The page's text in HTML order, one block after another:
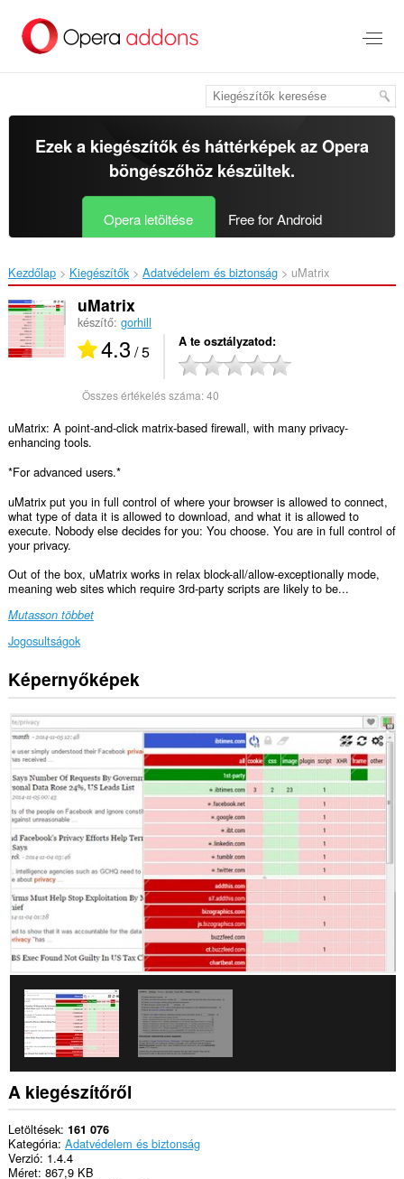
Ezek a kiegészítők és háttérképek azOpera
böngészőhözkészültek.
Opera letöltése Free for Android
Kezdőlap Kiegészítők Adatvédelem és biztonság uMatrix‎
uMatrix
készítő: gorhill
4.3 / 5 A te osztályzatod
Összes értékelés száma:40
uMatrix: A point-and-click matrix-based firewall, with many privacy-
enhancing tools.
*For advanced users.*
uMatrix put you in full control of where your browser is allowed to connect,
what type of data it is allowed to download, and what it is allowed to
execute. Nobody else decides for you: You choose. You are in full control of
your privacy.
Out of the box, uMatrix works in relax block-all/allow-exceptionally mode,
meaning web sites which require 3rd-party scripts are likely to be...
Mutasson többet
Jogosultságok
Ez
a
hozzáfér
az
adatához
az
összes
webhelyen.
This
extension
can
clear
recent
browsing
history,
cookies,
downloads,
passwords
data.
kiegészítő
módosítja
az
adatvédelmi
beállításokat.
Ez
a
kiegészítő
Képernyőképek
A kiegészítőről
Letöltések 161 076
Kategória Adatvédelem és biztonság
Verzió 1.4.4
Méret 867,9 KB